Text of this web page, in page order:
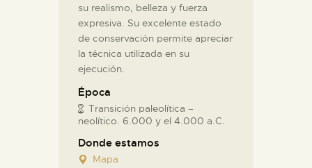
su realismo, belleza y fuerza
expresiva. Su excelente estado
de conservación permite apreciar
la técnica utilizada en su
ejecución.
Época
Transición paleolítica –
neolítico. 6.000 y el 4.000 a.C.
Donde estamos
Mapa